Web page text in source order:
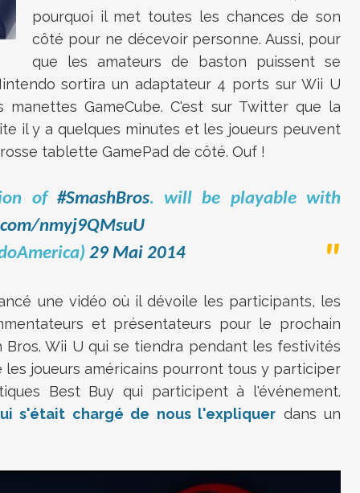
pourquoi il met toutes les chances de son
côté pour ne décevoir personne. Aussi, pour
que les amateurs de baston puissent se
sortira un adaptateur 4 ports sur Wii U
GameCube. C'est sur Twitter que la
il y a quelques minutes et les joueurs peuvent
tablette GamePad de côté. Ouf !
of #SmashBros. will be playable with
nmyj9QMsuU
29 Mai 2014
une vidéo où il dévoile les participants, les
et présentateurs pour le prochain
Wii U qui se tiendra pendant les festivités
les joueurs américains pourront tous y participer
Best Buy qui participent à l'événement.
s'était chargé de nous l'expliquer dans un